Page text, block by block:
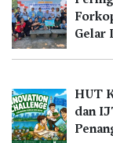
Gelar
HUT
dan